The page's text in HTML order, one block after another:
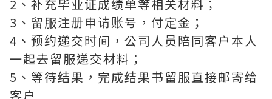
2、补充毕业证成绩单等相关材料；
3、留服注册申请账号，付定金；
4、预约递交时间，公司人员陪同客户本人
一起去留服递交材料；
5、等待结果，完成结果书留服直接邮寄给
客户